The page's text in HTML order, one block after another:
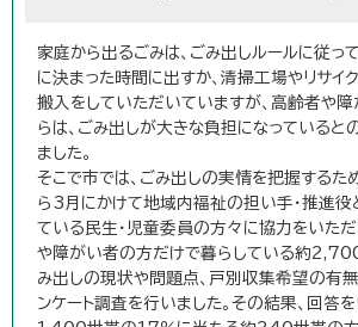
家庭から出るごみは、ごみ出しルールに従っ
に決まった時間に出すか、清掃工場やリサイ
搬入をしていただいていますが、高齢者や
らは、ごみ出しが大きな負担になっていると
ました。
そこで市では、ごみ出しの実情を把握するた
ら3月にかけて地域内福祉の担い手・推進役
ている民生・児童委員の方々に協力をいた
や障がい者の方だけで暮らしている約
み出しの現状や問題点、戸別収集希望の有
ンケート調査を行いました。その結果、回答